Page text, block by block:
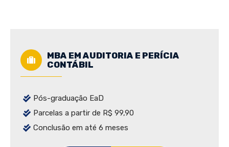
MBA EM AUDITORIA E PERÍCIA
CONTÁBIL
Pós-graduação EaD
Parcelas a partir de R$ 99,90
Conclusão em até 6 meses